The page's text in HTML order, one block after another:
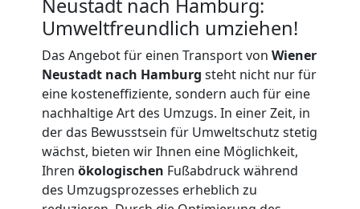
Neustadt nach Hamburg:
Umweltfreundlich umziehen!
Das Angebot für einen Transport von Wiener
Neustadt nach Hamburg steht nicht nur für
eine kosteneffiziente, sondern auch für eine
nachhaltige Art des Umzugs. In einer Zeit, in
der das Bewusstsein für Umweltschutz stetig
wächst, bieten wir Ihnen eine Möglichkeit,
Ihren ökologischen Fußabdruck während
des Umzugsprozesses erheblich zu
Kunsttransport
Wiener
Neustadt
Umzug